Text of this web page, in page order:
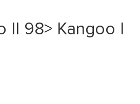
II 98> Kangoo I